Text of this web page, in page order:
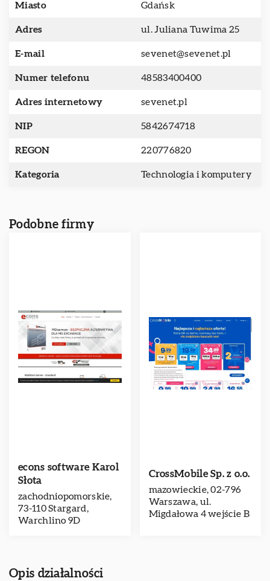
Miasto Gdańsk
Adres ul. Juliana Tuwima 25
E-mail sevenet@sevenet.pl
Numer telefonu 48583400400
Adres internetowy sevenet.pl
NIP 5842674718
REGON 220776820
Kategoria Technologia i komputery
Podobne firmy
econs software Karol
Słota
zachodniopomorskie,
73-110 Stargard,
Warchlino 9D
CrossMobile Sp. z o.o.
mazowieckie, 02-796
Warszawa, ul.
Migdałowa 4 wejście B
Opis działalności